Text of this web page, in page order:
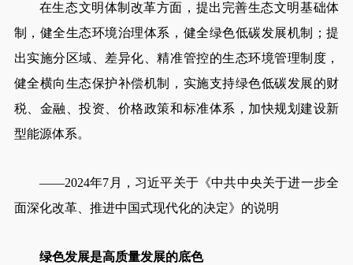
在生态文明体制改革方面，提出完善生态文明基础体
制，健全生态环境治理体系，健全绿色低碳发展机制；提
出实施分区域、差异化、精准管控的生态环境管理制度，
健全横向生态保护补偿机制，实施支持绿色低碳发展的财
税、金融、投资、价格政策和标准体系，加快规划建设新
型能源体系。
——2024年7月，习近平关于《中共中央关于进一步全
面深化改革、推进中国式现代化的决定》的说明
绿色发展是高质量发展的底色